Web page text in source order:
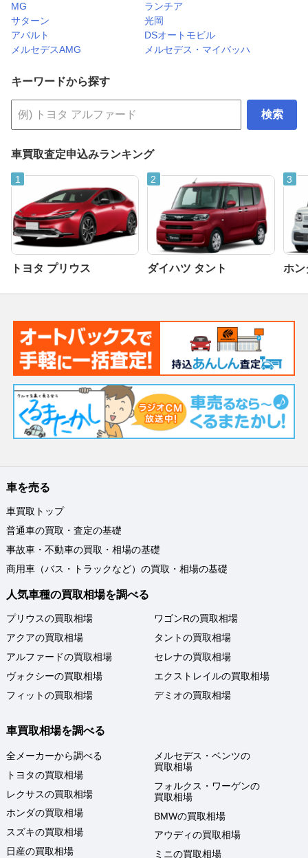
MG
ランチア
サターン
光岡
アバルト
DSオートモビル
メルセデスAMG
メルセデス・マイバッハ
キーワードから探す
検索
車買取査定申込みランキング
トヨタ プリウス ダイハツ タント ホン
車を売る
車買取トップ
普通車の買取・査定の基礎
事故車・不動車の買取・相場の基礎
商用車（バス・トラックなど）の買取・相場の基礎
人気車種の買取相場を調べる
プリウスの買取相場
アクアの買取相場
アルファードの買取相場
ヴォクシーの買取相場
フィットの買取相場
ワゴンRの買取相場
タントの買取相場
セレナの買取相場
エクストレイルの買取相場
デミオの買取相場
車買取相場を調べる
全メーカーから調べる
トヨタの買取相場
レクサスの買取相場
ホンダの買取相場
スズキの買取相場
日産の買取相場
メルセデス・ベンツの
買取相場
フォルクス・ワーゲンの
買取相場
BMWの買取相場
アウディの買取相場
ミニの買取相場